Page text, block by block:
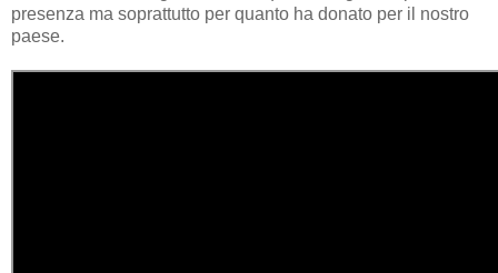
presenza ma soprattutto per quanto ha donato per il nostro
paese.